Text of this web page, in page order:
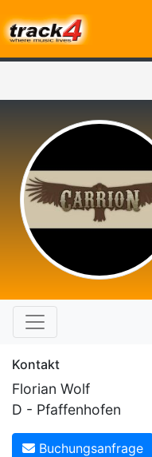
Kontakt
Florian Wolf
D - Pfaffenhofen
Buchungsanfrage